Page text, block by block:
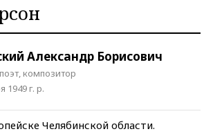
Александр Борисович
композитор
1949 г. р.
Челябинской области.